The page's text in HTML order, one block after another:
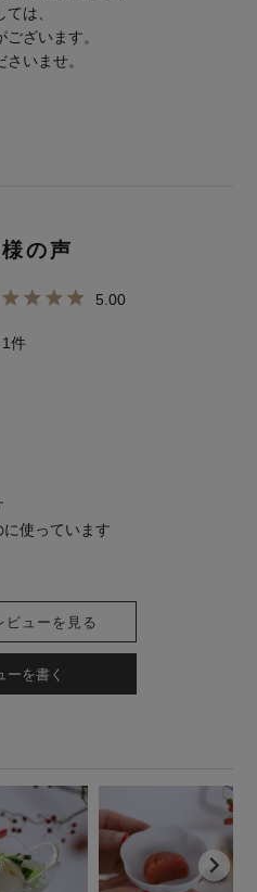
は、
ざいます。
いませ。
5.00
1
使っています
ビューを見る
ーを書く